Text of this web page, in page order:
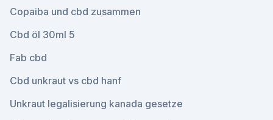
Copaiba und cbd zusammen
Cbd öl 30ml 5
Fab cbd
Cbd unkraut vs cbd hanf
Unkraut legalisierung kanada gesetze